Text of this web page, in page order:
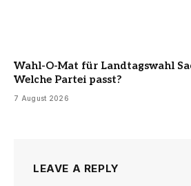
Wahl-O-Mat für Landtagswahl
Welche Partei passt?
7 August 2026
LEAVE A REPLY